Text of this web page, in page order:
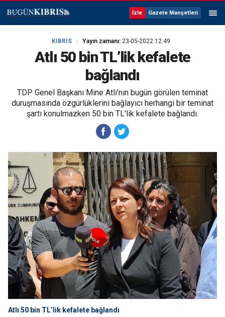
İzle Gazete Manşetleri
KIBRIS Yayın zamanı: 23-05-2022 12:49
Atlı 50 bin TL’lik kefalete
bağlandı
TDP Genel Başkanı Mine Atlı'nın bugün görülen teminat
duruşmasında özgürlüklerini bağlayıcı herhangi bir teminat
şartı konulmazken 50 bin TL'lik kefalete bağlandı.
Atlı 50 bin TL’lik kefalete bağlandı